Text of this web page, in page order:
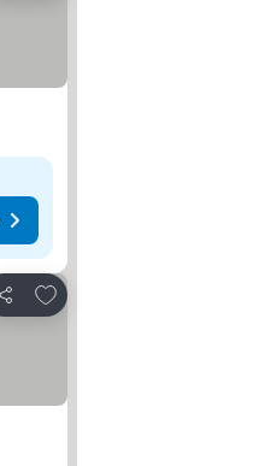
Κοινοποίηση
Προσθήκη στα αγαπημένα